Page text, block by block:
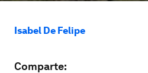
Isabel De Felipe
Comparte: